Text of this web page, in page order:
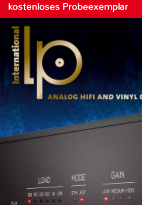
kostenloses Probeexemplar